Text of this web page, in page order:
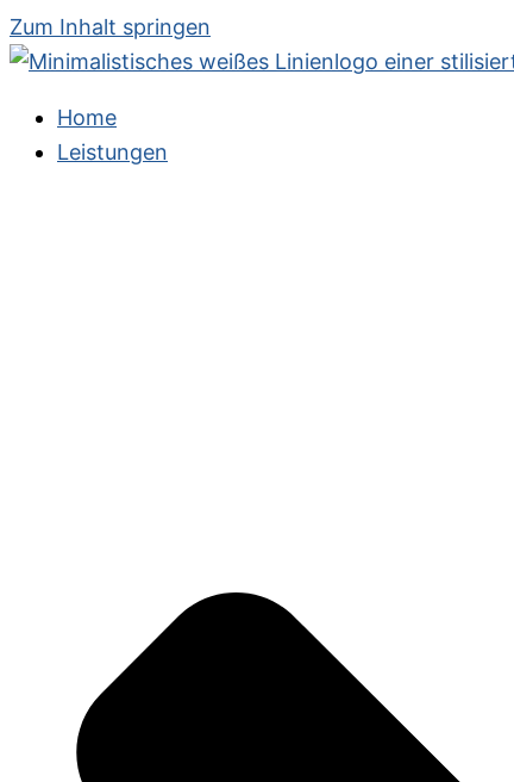
Zum Inhalt springen
Home
Leistungen